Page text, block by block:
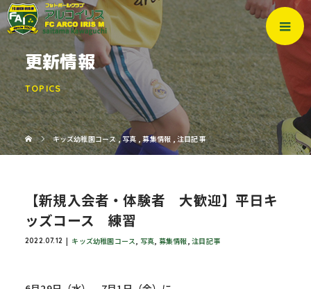
更新情報
TOPICS
キッズ幼稚園コース ,写真 ,募集情報 , 注目記事
【新規入会者・体験者 大歓迎】平日キ
ッズコース 練習
2022.07.12 キッズ幼稚園コース, 写真, 募集情報,注目記事